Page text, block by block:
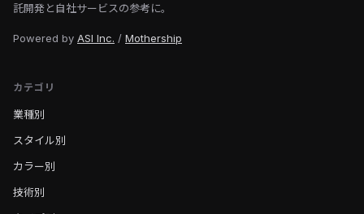
託開発と自社サービスの参考に。
Powered by ASI Inc. / Mothership
カテゴリ
業種別
スタイル別
カラー別
技術別